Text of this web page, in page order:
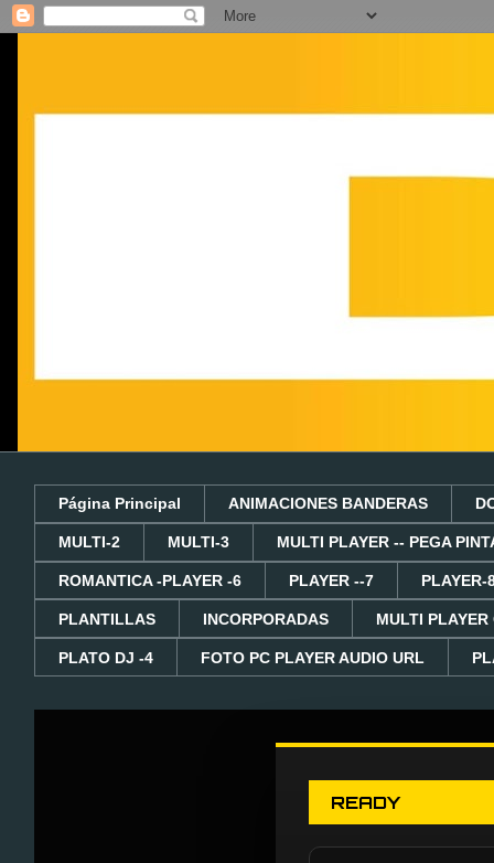
Página Principal ANIMACIONES BANDERAS
MULTI-2 MULTI-3 MULTI PLAYER -- PEGA
ROMANTICA -PLAYER -6 PLAYER --7 PLAYER-
PLANTILLAS INCORPORADAS MULTI
PLATO DJ -4 FOTO PC PLAYER AUDIO URL
READY